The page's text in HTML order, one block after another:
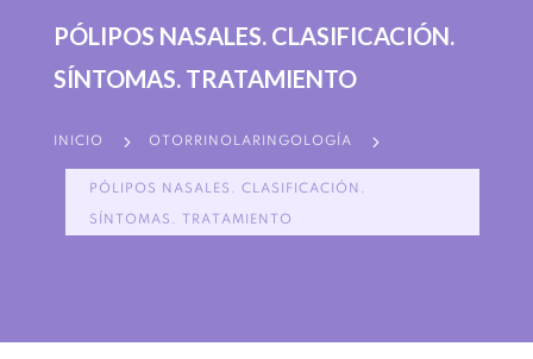
PÓLIPOS NASALES. CLASIFICACIÓN.
SÍNTOMAS. TRATAMIENTO
INICIO 5 OTORRINOLARINGOLOGÍA 5
PÓLIPOS NASALES. CLASIFICACIÓN.
SÍNTOMAS. TRATAMIENTO